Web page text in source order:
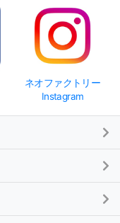
ネオファクトリー
Instagram